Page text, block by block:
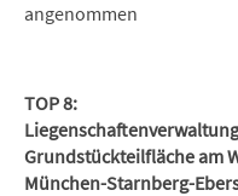
angenommen
TOP 8:
Grundstückteilfläche am
München-Starnberg-